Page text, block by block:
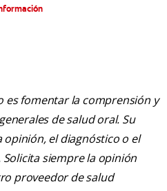
es fomentar la comprensión y
de salud oral. Su
el diagnóstico o el
siempre la opinión
proveedor de salud